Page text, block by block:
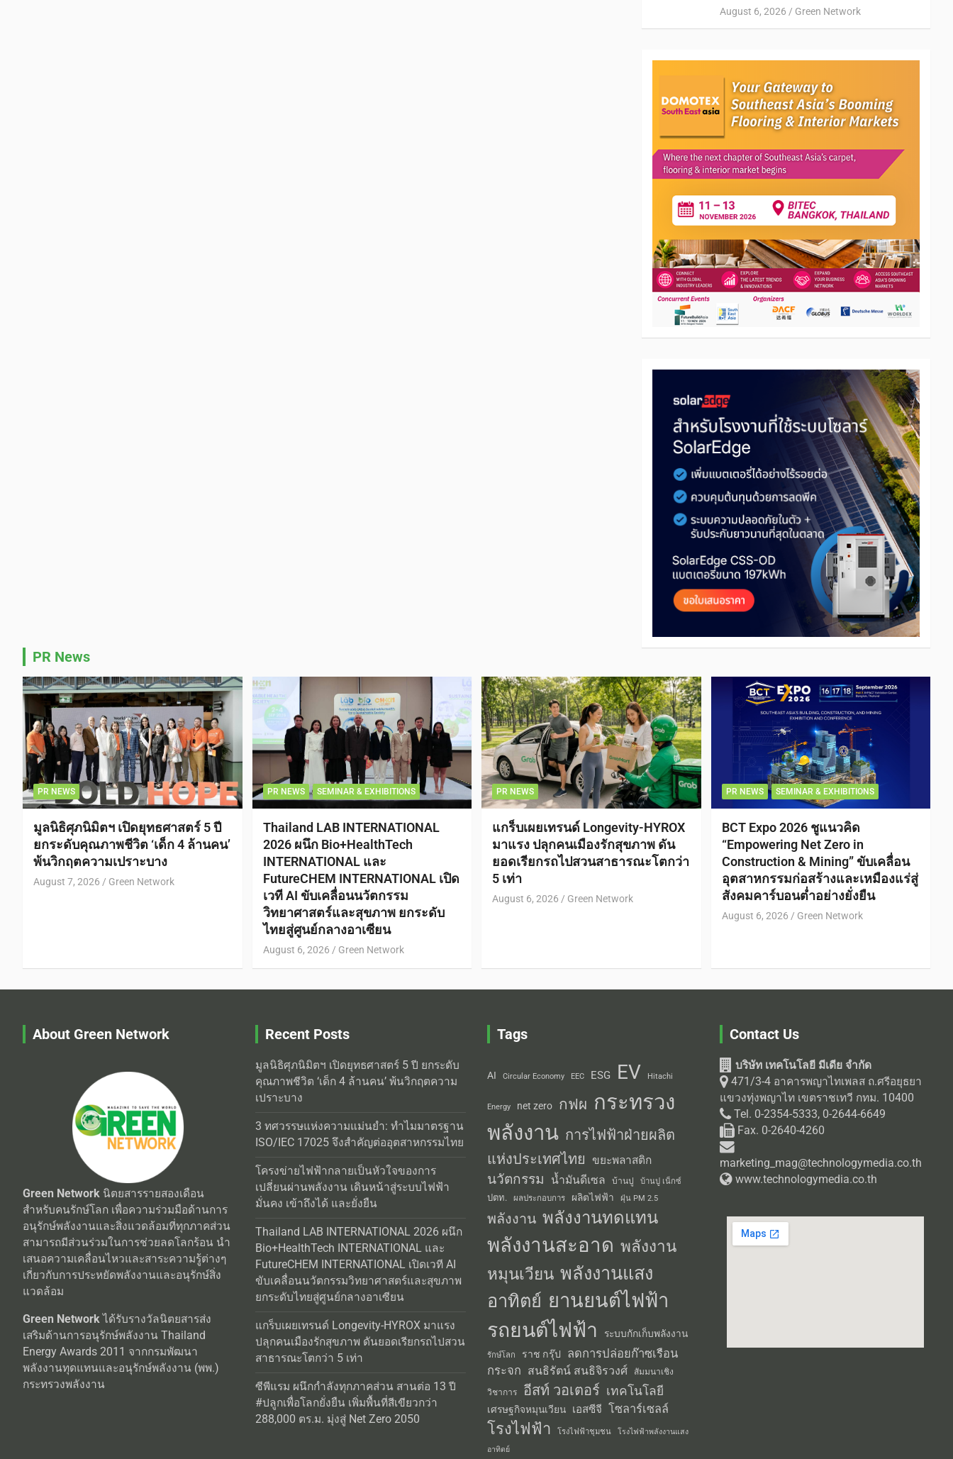
August 6, 2026 Green Network
PR News
PR NEWS
มูลนิธิศุภนิมิตฯ เปิดยุทธศาสตร์ 5 ปี
ยกระดับคุณภาพชีวิต ‘เด็ก 4 ล้านคน’
พ้นวิกฤตความเปราะบาง
August 7, 2026 Green Network
PR NEWS SEMINAR & EXHIBITIONS
Thailand LAB INTERNATIONAL
2026 ผนึก Bio+HealthTech
INTERNATIONAL และ
FutureCHEM INTERNATIONAL เปิด
เวที AI ขับเคลื่อนนวัตกรรม
วิทยาศาสตร์และสุขภาพ ยกระดับ
ไทยสู่ศูนย์กลางอาเซียน
August 6, 2026 Green Network
PR NEWS
แกร็บเผยเทรนด์ Longevity-HYROX
มาแรง ปลุกคนเมืองรักสุขภาพ ดัน
ยอดเรียกรถไปสวนสาธารณะโตกว่า
5 เท่า
August 6, 2026 Green Network
PR NEWS SEMINAR & EXHIBITIONS
BCT Expo 2026 ชูแนวคิด
“Empowering Net Zero in
Construction & Mining” ขับเคลื่อน
อุตสาหกรรมก่อสร้างและเหมืองแร่สู่
สังคมคาร์บอนต่ำอย่างยั่งยืน
August 6, 2026 Green Network
About Green Network
Green Network นิตยสารรายสองเดือน
สำหรับคนรักษ์โลก เพื่อความร่วมมือด้านการ
อนุรักษ์พลังงานและสิ่งแวดล้อมที่ทุกภาคส่วน
สามารถมีส่วนร่วมในการช่วยลดโลกร้อน นำ
เสนอความเคลื่อนไหวและสาระความรู้ต่างๆ
เกี่ยวกับการประหยัดพลังงานและอนุรักษ์สิ่ง
แวดล้อม
Green Network ได้รับรางวัลนิตยสารส่ง
เสริมด้านการอนุรักษ์พลังงาน Thailand
Energy Awards 2011 จากกรมพัฒนา
พลังงานทุดแทนและอนุรักษ์พลังงาน (พพ.)
กระทรวงพลังงาน
Recent Posts
มูลนิธิศุภนิมิตฯ เปิดยุทธศาสตร์ 5 ปี ยกระดับ
คุณภาพชีวิต ‘เด็ก 4 ล้านคน’ พ้นวิกฤตความ
เปราะบาง
3 ทศวรรษแห่งความแม่นยำ: ทำไมมาตรฐาน
ISO/IEC 17025 จึงสำคัญต่ออุตสาหกรรมไทย
โครงข่ายไฟฟ้ากลายเป็นหัวใจของการ
เปลี่ยนผ่านพลังงาน เดินหน้าสู่ระบบไฟฟ้า
มั่นคง เข้าถึงได้ และยั่งยืน
Thailand LAB INTERNATIONAL 2026 ผนึก
Bio+HealthTech INTERNATIONAL และ
FutureCHEM INTERNATIONAL เปิดเวที AI
ขับเคลื่อนนวัตกรรมวิทยาศาสตร์และสุขภาพ
ยกระดับไทยสู่ศูนย์กลางอาเซียน
แกร็บเผยเทรนด์ Longevity-HYROX มาแรง
ปลุกคนเมืองรักสุขภาพ ดันยอดเรียกรถไปสวน
สาธารณะโตกว่า 5 เท่า
ซีพีแรม ผนึกกำลังทุกภาคส่วน สานต่อ 13 ปี
#ปลูกเพื่อโลกยั่งยืน เพิ่มพื้นที่สีเขียวกว่า
288,000 ตร.ม. มุ่งสู่ Net Zero 2050
Tags
AI Circular Economy EEC ESG EV Hitachi
Energy net zero กฟผ กระทรวง
พลังงาน การไฟฟ้าฝ่ายผลิต
แห่งประเทศไทย
ขยะพลาสติก
นวัตกรรม น้ำมันดีเซล บ้านปู บ้านปู เน็กซ์
ปตท. ผลประกอบการ ผลิตไฟฟ้า ฝุ่น PM 2.5
พลังงาน พลังงานทดแทน
พลังงานสะอาด พลังงาน
หมุนเวียน พลังงานแสง
อาทิตย์ ยานยนต์ไฟฟ้า
รถยนต์ไฟฟ้า ระบบกักเก็บพลังงาน
รักษ์โลก ราช กรุ๊ป
ลดการปล่อยก๊าซเรือน
กระจก สนธิรัตน์ สนธิจิรวงศ์ สัมมนาเชิง
วิชาการ อีสท์ วอเตอร์ เทคโนโลยี
เศรษฐกิจหมุนเวียน เอสซีจี โซลาร์เซลล์
โรงไฟฟ้า โรงไฟฟ้าชุมชน
โรงไฟฟ้าพลังงานแสง
อาทิตย์
Contact Us
บริษัท เทคโนโลยี มีเดีย จำกัด
471/3-4 อาคารพญาไทเพลส ถ.ศรีอยุธยา
แขวงทุ่งพญาไท เขตราชเทวี กทม. 10400
Tel. 0-2354-5333, 0-2644-6649
Fax. 0-2640-4260
marketing_mag@technologymedia.co.th
www.technologymedia.co.th